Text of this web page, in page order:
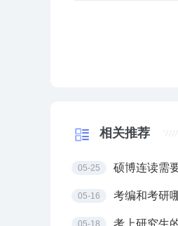
相关推荐
05-25 硕博连读需
05-16 考编和考研
05-18 考上研究生